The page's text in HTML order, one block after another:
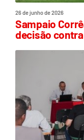
26 de junho de 2026
Sampaio
decisão